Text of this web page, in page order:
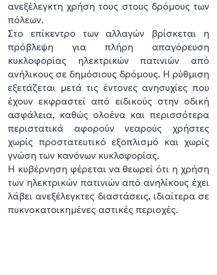
ανεξέλεγκτη χρήση τους στους δρόμους των
πόλεων.
Στο επίκεντρο των αλλαγών βρίσκεται η
πρόβλεψη για πλήρη απαγόρευση
κυκλοφορίας ηλεκτρικών πατινιών από
ανήλικους σε δημόσιους δρόμους. Η ρύθμιση
εξετάζεται μετά τις έντονες ανησυχίες που
έχουν εκφραστεί από ειδικούς στην οδική
ασφάλεια, καθώς ολοένα και περισσότερα
περιστατικά αφορούν νεαρούς χρήστες
χωρίς προστατευτικό εξοπλισμό και χωρίς
γνώση των κανόνων κυκλοφορίας.
Η κυβέρνηση φέρεται να θεωρεί ότι η χρήση
των ηλεκτρικών πατινιών από ανηλίκους έχει
λάβει ανεξέλεγκτες διαστάσεις, ιδιαίτερα σε
πυκνοκατοικημένες αστικές περιοχές.